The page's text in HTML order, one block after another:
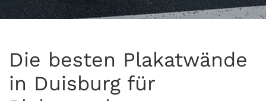
Die besten Plakatwände
in Duisburg für